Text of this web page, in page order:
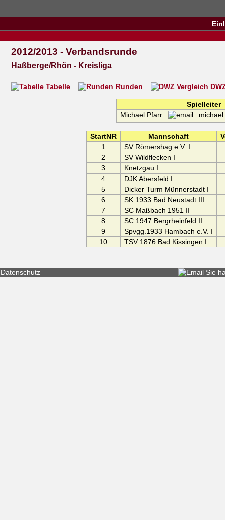
2012/2013 - Verbandsrunde
Haßberge/Rhön - Kreisliga
Tabelle Runden
Spielleiter
Michael Pfarr
StartNR Mannschaft
1
SV Römershag e.V. I
2
SV Wildflecken I
3
Knetzgau I
4
DJK Abersfeld I
5
Dicker Turm Münnerstadt I
6
SK 1933 Bad Neustadt III
7
SC Maßbach 1951 II
8
SC 1947 Bergrheinfeld II
9
Spvgg.1933 Hambach e.V. I
10
TSV 1876 Bad Kissingen I
Datenschutz Sie